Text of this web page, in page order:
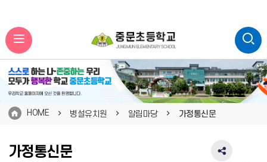
HOME 병설유치원 알림마당 가정통신문
가정통신문
SNS